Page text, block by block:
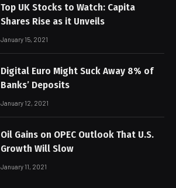
Top UK Stocks to Watch: Capita
Shares Rise as it Unveils
January 15, 2021
Digital Euro Might Suck Away 8% of
Banks’ Deposits
January 12, 2021
Oil Gains on OPEC Outlook That U.S.
Growth Will Slow
January 11, 2021